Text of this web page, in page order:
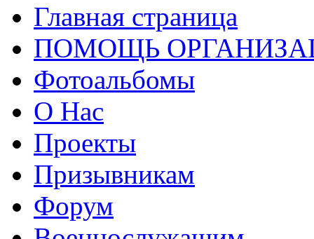
Главная страница
ПОМОЩЬ
Фотоальбомы
О Нас
Проекты
Призывникам
Форум